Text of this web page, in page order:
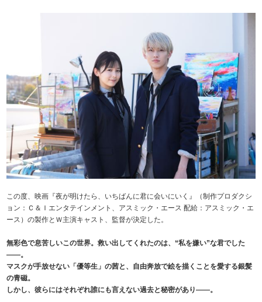
この度、映画『夜が明けたら、いちばんに君に会いにいく』（制作プロダクシ
ョン：Ｃ＆Ｉエンタテインメント、アスミック・エース 配給：アスミック・エ
ース）の製作とＷ主演キャスト、監督が決定した。
無彩色で息苦しいこの世界。救い出してくれたのは、“私を嫌い”な君でした
――。
マスクが手放せない「優等生」の茜と、自由奔放で絵を描くことを愛する銀髪
の青磁。
しかし、彼らにはそれぞれ誰にも言えない過去と秘密があり――。